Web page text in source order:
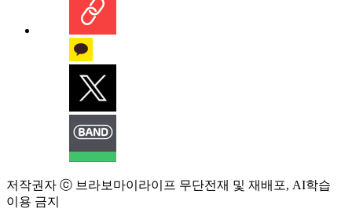
저작권자 ⓒ 브라보마이라이프 무단전재 및 재배포, AI학습
이용 금지